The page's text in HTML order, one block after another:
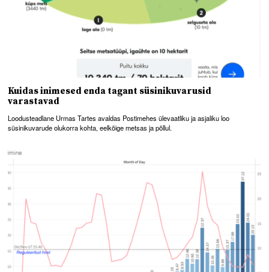
Kuidas inimesed enda tagant süsinikuvarusid
varastavad
Loodusteadlane Urmas Tartes avaldas Postimehes ülevaatliku ja asjaliku loo
süsinikuvarude olukorra kohta, eelkõige metsas ja põllul.